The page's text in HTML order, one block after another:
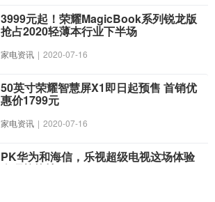
3999元起！荣耀MagicBook系列锐龙版
抢占2020轻薄本行业下半场
家电资讯 | 2020-07-16
50英寸荣耀智慧屏X1即日起预售 首销优
惠价1799元
家电资讯 | 2020-07-16
PK华为和海信，乐视超级电视这场体验
会硬核炫技!